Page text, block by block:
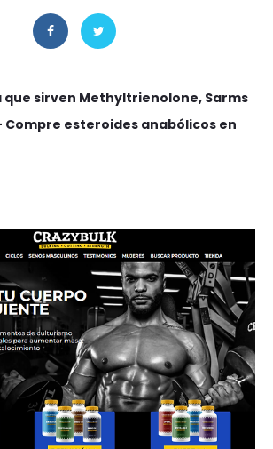
que sirven Methyltrienolone, Sarms
Compre esteroides anabólicos en